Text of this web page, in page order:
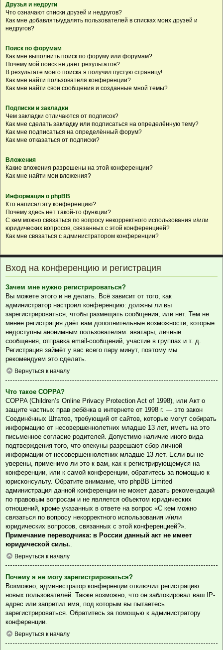
Друзья и недруги
Что означают списки друзей и недругов?
Как мне добавлять/удалять пользователей в списках моих друзей и
недругов?
Поиск по форумам
Как мне выполнить поиск по форуму или форумам?
Почему мой поиск не даёт результатов?
В результате моего поиска я получил пустую страницу!
Как мне найти пользователя конференции?
Как мне найти свои сообщения и созданные мной темы?
Подписки и закладки
Чем закладки отличаются от подписок?
Как мне сделать закладку или подписаться на определённую тему?
Как мне подписаться на определённый форум?
Как мне отказаться от подписки?
Вложения
Какие вложения разрешены на этой конференции?
Как мне найти мои вложения?
Информация о phpBB
Кто написал эту конференцию?
Почему здесь нет такой-то функции?
С кем можно связаться по вопросу некорректного использования и/или
юридических вопросов, связанных с этой конференцией?
Как мне связаться с администратором конференции?
Вход на конференцию и регистрация
Зачем мне нужно регистрироваться?
Вы можете этого и не делать. Всё зависит от того, как
администратор настроил конференцию: должны ли вы
зарегистрироваться, чтобы размещать сообщения, или нет. Тем не
менее регистрация даёт вам дополнительные возможности, которые
недоступны анонимным пользователям: аватары, личные
сообщения, отправка email-сообщений, участие в группах и т. д.
Регистрация займёт у вас всего пару минут, поэтому мы
рекомендуем это сделать.
Вернуться к началу
Что такое COPPA?
COPPA (Children’s Online Privacy Protection Act of 1998), или Акт о
защите частных прав ребёнка в интернете от 1998 г. — это закон
Соединённых Штатов, требующий от сайтов, которые могут собирать
информацию от несовершеннолетних младше 13 лет, иметь на это
письменное согласие родителей. Допустимо наличие иного вида
подтверждения того, что опекуны разрешают сбор личной
информации от несовершеннолетних младше 13 лет. Если вы не
уверены, применимо ли это к вам, как к регистрирующемуся на
конференции, или к самой конференции, обратитесь за помощью к
юрисконсульту. Обратите внимание, что phpBB Limited
администрация данной конференции не может давать рекомендаций
по правовым вопросам и не является объектом юридических
отношений, кроме указанных в ответе на вопрос «С кем можно
связаться по вопросу некорректного использования и/или
юридических вопросов, связанных с этой конференцией?».
Примечание переводчика: в России данный акт не имеет
юридической силы..
Вернуться к началу
Почему я не могу зарегистрироваться?
Возможно, администратор конференции отключил регистрацию
новых пользователей. Также возможно, что он заблокировал ваш IP-
адрес или запретил имя, под которым вы пытаетесь
зарегистрироваться. Обратитесь за помощью к администратору
конференции.
Вернуться к началу